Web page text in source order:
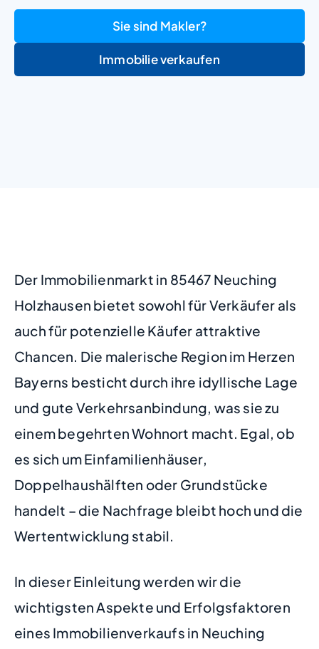
Sie sind Makler?
Immobilie verkaufen
Der Immobilienmarkt in 85467 Neuching
Holzhausen bietet sowohl für Verkäufer als
auch für potenzielle Käufer attraktive
Chancen. Die malerische Region im Herzen
Bayerns besticht durch ihre idyllische Lage
und gute Verkehrsanbindung, was sie zu
einem begehrten Wohnort macht. Egal, ob
es sich um Einfamilienhäuser,
Doppelhaushälften oder Grundstücke
handelt – die Nachfrage bleibt hoch und die
Wertentwicklung stabil.
In dieser Einleitung werden wir die
wichtigsten Aspekte und Erfolgsfaktoren
eines Immobilienverkaufs in Neuching